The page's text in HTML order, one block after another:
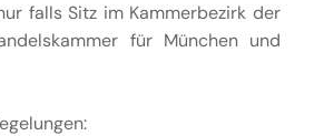
falls Sitz im Kammerbezirk der
für München und